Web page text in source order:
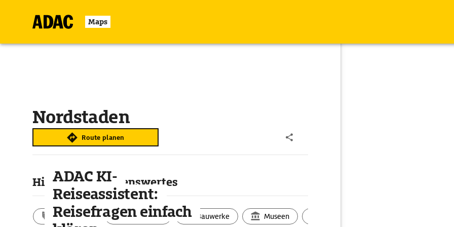
Maps
Nordstaden
Route planen
Highlights & Sehenswertes
Aktivitäten Landschaft Bauwerke Museen
ADAC KI-
Reiseassistent:
Reisefragen einfach